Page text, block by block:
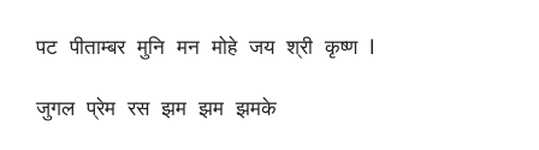
पट पीताम्बर मुनि मन मोहे जय श्री कृष्ण I
जुगल प्रेम रस झम झम झमके